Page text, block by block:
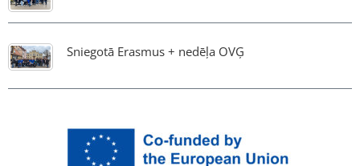
Sniegotā Erasmus + nedēļa OVĢ